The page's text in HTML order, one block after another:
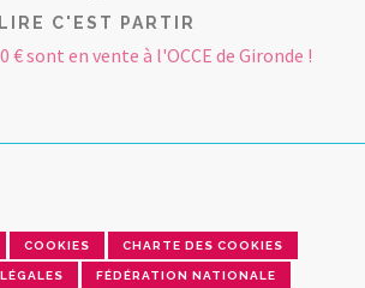
LIRE C'EST PARTIR
€ sont en vente à l'OCCE de Gironde !
COOKIES CHARTE DES COOKIES
FÉDÉRATION NATIONALE